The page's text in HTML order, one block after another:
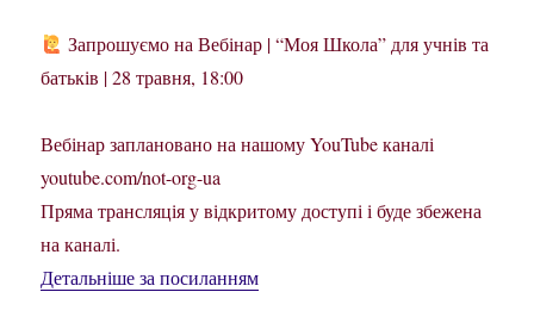
Запрошуємо на Вебінар | “Моя Школа” для учнів та
батьків | 28 травня, 18:00
Вебінар заплановано на нашому YouTube каналі
youtube.com/not-org-ua
Пряма трансляція у відкритому доступі і буде збежена
на каналі.
Детальніше за посиланням